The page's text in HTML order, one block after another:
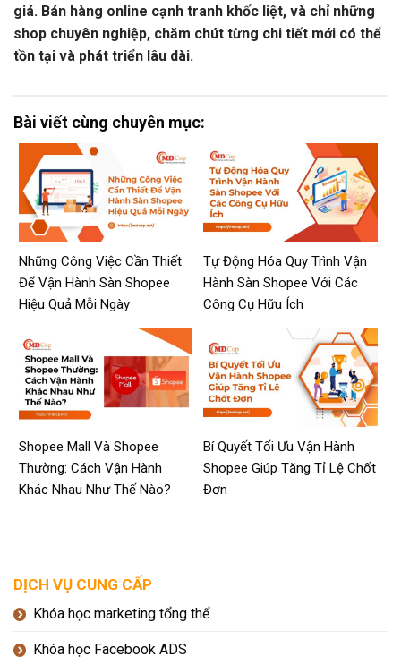
giá. Bán hàng online cạnh tranh khốc liệt, và chỉ những
shop chuyên nghiệp, chăm chút từng chi tiết mới có thể
tồn tại và phát triển lâu dài.
Bài viết cùng chuyên mục:
Những Công Việc Cần Thiết
Để Vận Hành Sàn Shopee
Hiệu Quả Mỗi Ngày
Tự Động Hóa Quy Trình Vận
Hành Sàn Shopee Với Các
Công Cụ Hữu Ích
Shopee Mall Và Shopee
Thường: Cách Vận Hành
Khác Nhau Như Thế Nào?
Bí Quyết Tối Ưu Vận Hành
Shopee Giúp Tăng Tỉ Lệ Chốt
Đơn
DỊCH VỤ CUNG CẤP
Khóa học marketing tổng thể
Khóa học Facebook ADS